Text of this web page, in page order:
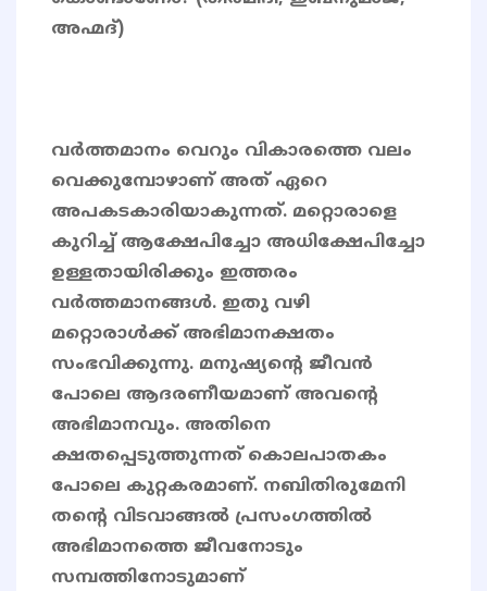
അഹ്മദ്)
വർത്തമാനം വെറും വികാരത്തെ വലം
വെക്കുമ്പോഴാണ് അത് ഏറെ
അപകടകാരിയാകുന്നത്. മറ്റൊരാളെ
കുറിച്ച് ആക്ഷേപിച്ചോ അധിക്ഷേപിച്ചോ
ഉള്ളതായിരിക്കും ഇത്തരം
വർത്തമാനങ്ങൾ. ഇതു വഴി
മറ്റൊരാൾക്ക് അഭിമാനക്ഷതം
സംഭവിക്കുന്നു. മനുഷ്യന്റെ ജീവന്‍
പോലെ ആദരണീയമാണ് അവന്റെ
അഭിമാനവും. അതിനെ
ക്ഷതപ്പെടുത്തുന്നത് കൊലപാതകം
പോലെ കുറ്റകരമാണ്. നബിതിരുമേനി
തന്റെ വിടവാങ്ങല്‍ പ്രസംഗത്തില്‍
അഭിമാനത്തെ ജീവനോടും
സമ്പത്തിനോടുമാണ്